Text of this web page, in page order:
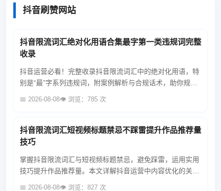
抖音刷赞网站
抖音限流词汇绝对化用语合集最字第一类违规词完整
收录
抖音运营必看！完整收录抖音限流词汇中的绝对化用语，特
别是“最”字系列违规词，附案例解析与合规话术，助你规避
📅 2026-08-08👁️ 浏览：785 次
抖音限流词汇短视频标题禁忌不踩雷提升作品推荐量
技巧
掌握抖音限流词汇与短视频标题禁忌，避免踩雷，运用实用
技巧提升作品推荐量。本文详解抖音运营中内容优化的关键
📅 2026-08-08👁️ 浏览：827 次